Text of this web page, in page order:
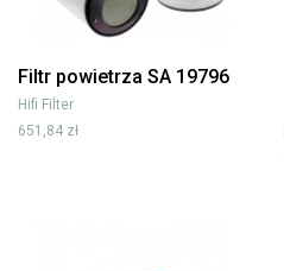
Filtr powietrza SA 19796
Hifi Filter
651,84 zł